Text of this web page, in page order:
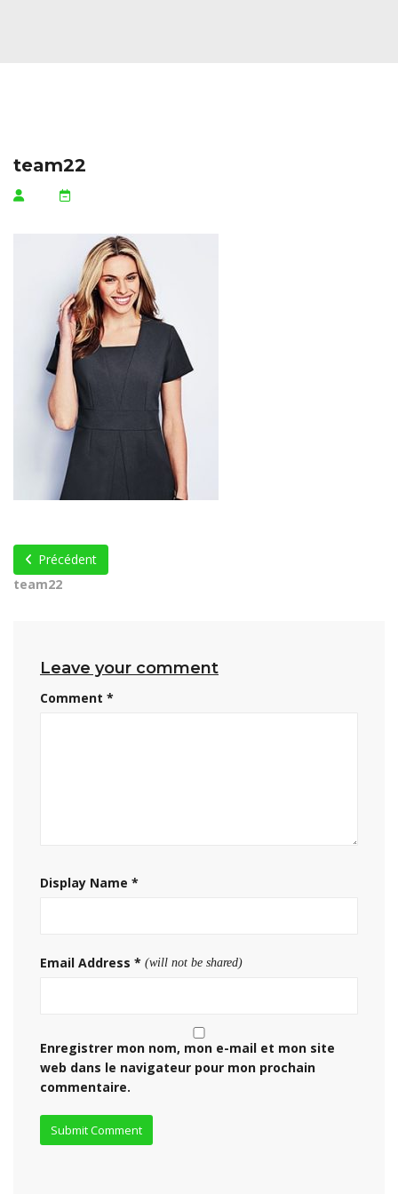
team22
Précédent
team22
Leave your comment
Comment *
Display Name *
Email Address * (will not be shared)
Enregistrer mon nom, mon e-mail et mon site
web dans le navigateur pour mon prochain
commentaire.